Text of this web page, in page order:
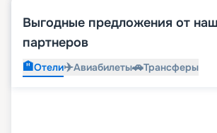
Выгодные предложения от
партнеров
🏨Отели✈️Авиабилеты🚗Трансферы